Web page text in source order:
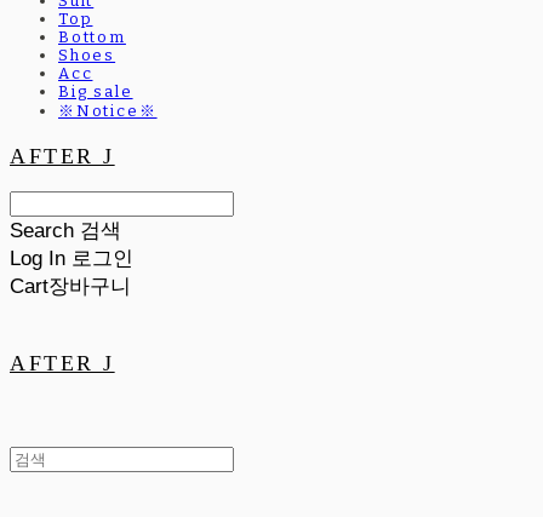
Top
Bottom
Shoes
Acc
Big sale
※Notice※
AFTER J
Search 검색
Log In 로그인
Cart장바구니
AFTER J